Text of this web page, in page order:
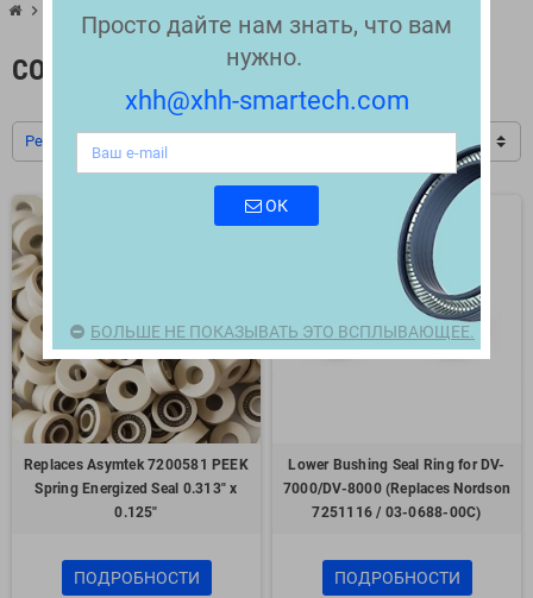
chevron_right
СОВМЕСТИМЫЕ ЗАПЧАСТИ ASYMTEK
Релевантность
Replaces Asymtek 7200581 PEEK
Spring Energized Seal 0.313" x
0.125"
ПОДРОБНОСТИ
Lower Bushing Seal Ring for DV-
7000/DV-8000 (Replaces Nordson
7251116 / 03-0688-00C)
ПОДРОБНОСТИ
Просто дайте нам знать, что вам
нужно.
xhh@xhh-smartech.com
ОК
БОЛЬШЕ НЕ ПОКАЗЫВАТЬ ЭТО ВСПЛЫВАЮЩЕЕ.